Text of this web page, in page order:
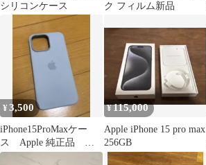
シリコンケース
ク フィルム新品
¥3,500
iPhone15ProMaxケー
ス Apple 純正品 ブ
ルー
¥115,000
Apple iPhone 15 pro max
256GB